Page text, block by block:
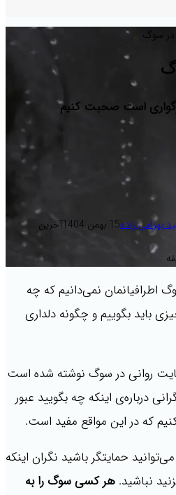
در سوگ
است صحبت کنیم
بهرامی زاده15 بهمن 1404
آخرین
اطرافیانمان نمی‌دانیم که چه
باید بگوییم و چگونه دلداری
روانی در سوگ نوشته شده است
درباره‌ی اینکه چه بگویید عبور
که در این مواقع مفید است.
حمایتگر باشید نگران اینکه
نباشید. هر کسی سوگ را به